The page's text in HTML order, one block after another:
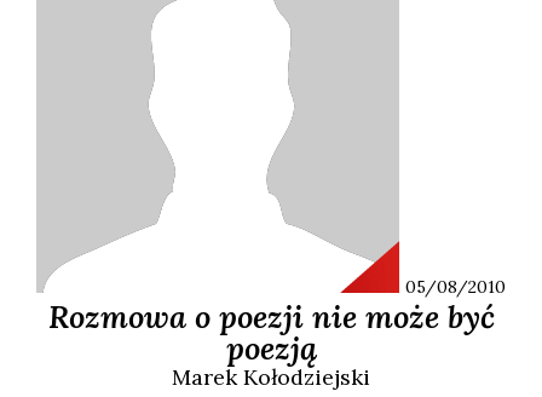
05/08/2010
Rozmowa o poezji nie może być
poezją
Marek Kołodziejski